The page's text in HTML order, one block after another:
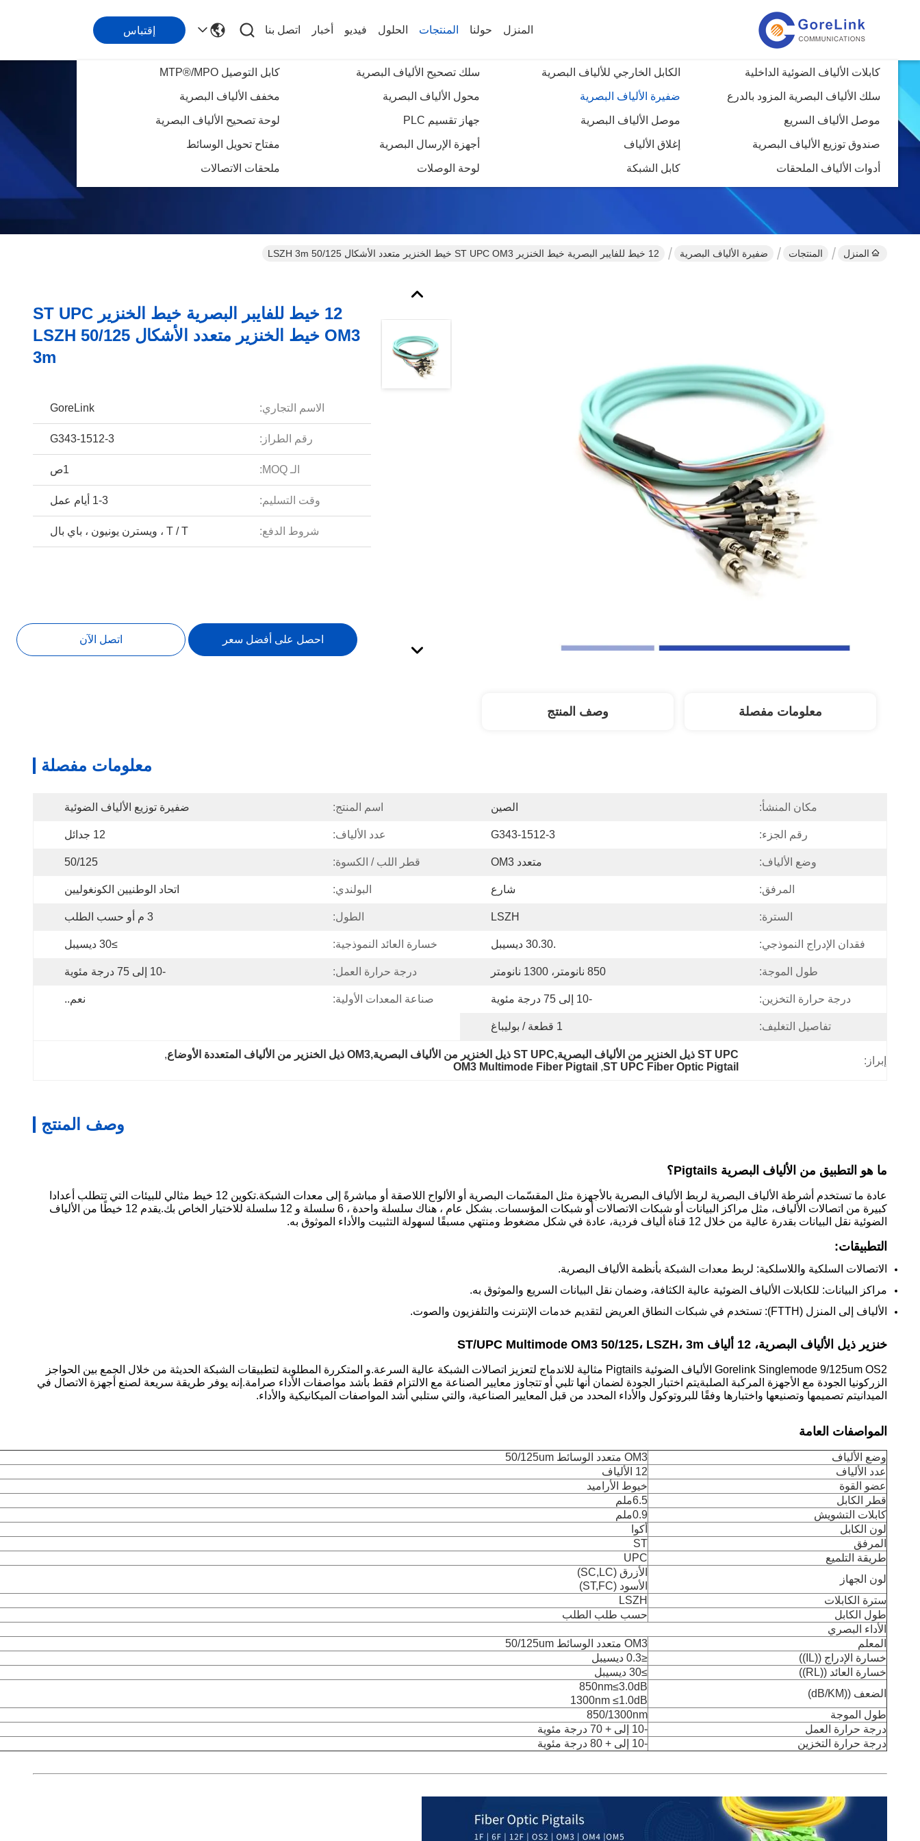
المنزل حولنا المنتجات
كابلات الألياف الضوئية الداخلية الكابل الخارجي للألياف البصرية سلك تصحيح الألياف البصرية كابل التوصيل MTP®/MPO
سلك الألياف البصرية المزود بالدرع ضفيرة الألياف البصرية محول الألياف البصرية مخفف الألياف البصرية
موصل الألياف السريع موصل الألياف البصرية جهاز تقسيم PLC لوحة تصحيح الألياف البصرية
صندوق توزيع الألياف البصرية إغلاق الألياف أجهزة الإرسال البصرية مفتاح تحويل الوسائط
أدوات الألياف الملحقات كابل الشبكة لوحة الوصلات ملحقات الاتصالات
الحلول فيديو أخبار اتصل بنا إقتباس
تفاصيل المنتجات
المنزل المنتجات ضفيرة الألياف البصرية 12 خيط للفايبر البصرية خيط الخنزير ST UPC OM3 خيط الخنزير متعدد الأشكال 50/125 LSZH 3m
12 خيط للفايبر البصرية خيط الخنزير ST UPC
OM3 خيط الخنزير متعدد الأشكال 50/125 LSZH
3m
الاسم التجاري: GoreLink
رقم الطراز: G343-1512-3
الـ MOQ: 1ص
وقت التسليم: 1-3 أيام عمل
شروط الدفع: T / T ، ويسترن يونيون ، باي بال
احصل على أفضل سعر اتصل الآن
معلومات مفصلة وصف المنتج
معلومات مفصلة
مكان المنشأ: الصين اسم المنتج: ضفيرة توزيع الألياف الضوئية
رقم الجزء: G343-1512-3 عدد الألياف: 12 جدائل
وضع الألياف: متعدد OM3 قطر اللب / الكسوة: 50/125
المرفق: شارع البولندي: اتحاد الوطنيين الكونغوليين
السترة: LSZH الطول: 3 م أو حسب الطلب
فقدان الإدراج النموذجي: .30.30 ديسيبل خسارة العائد النموذجية: ≥30 ديسيبل
طول الموجة: 850 نانومتر، 1300 نانومتر درجة حرارة العمل: -10 إلى 75 درجة مئوية
درجة حرارة التخزين: -10 إلى 75 درجة مئوية صناعة المعدات الأولية: نعم..
تفاصيل التغليف: 1 قطعة / بوليباغ
إبراز:
ST UPC ذيل الخنزير من الألياف البصرية,ST UPC ذيل الخنزير من الألياف البصرية,OM3 ذيل الخنزير من الألياف المتعددة الأوضاع
,
ST UPC Fiber Optic Pigtail
,
OM3 Multimode Fiber Pigtail
وصف المنتج
ما هو التطبيق من الألياف البصرية Pigtails؟
عادة ما تستخدم أشرطة الألياف البصرية لربط الألياف البصرية بالأجهزة مثل المقسّمات البصرية أو الألواح اللاصقة أو مباشرةً إلى معدات الشبكة.تكوين 12 خيط مثالي للبيئات التي تتطلب أعدادا
كبيرة من اتصالات الألياف، مثل مراكز البيانات أو شبكات الاتصالات أو شبكات المؤسسات. بشكل عام ، هناك سلسلة واحدة ، 6 سلسلة و 12 سلسلة للاختيار الخاص بك.يقدم 12 خيطًا من الألياف
الضوئية نقل البيانات بقدرة عالية من خلال 12 قناة ألياف فردية، عادة في شكل مضغوط ومنتهي مسبقًا لسهولة التثبيت والأداء الموثوق به.
التطبيقات:
الاتصالات السلكية واللاسلكية: لربط معدات الشبكة بأنظمة الألياف البصرية.
مراكز البيانات: للكابلات الألياف الضوئية عالية الكثافة، وضمان نقل البيانات السريع والموثوق به.
الألياف إلى المنزل (FTTH): تستخدم في شبكات النطاق العريض لتقديم خدمات الإنترنت والتلفزيون والصوت.
خنزير ذيل الألياف البصرية، 12 ألياف ST/UPC Multimode OM3 50/125، LSZH، 3m
Gorelink Singlemode 9/125um OS2 الألياف الضوئية Pigtails مثالية للاندماج لتعزيز اتصالات الشبكة عالية السرعة.و المتكررة المطلوبة لتطبيقات الشبكة الحديثة من خلال الجمع بين الحواجز
الزركونيا الجودة مع الأجهزة المركبة الصلبةيتم اختبار الجودة لضمان أنها تلبي أو تتجاوز معايير الصناعة مع الالتزام فقط بأشد مواصفات الأداء صرامة.إنه يوفر طريقة سريعة لصنع أجهزة الاتصال في
الميدانيتم تصميمها وتصنيعها واختبارها وفقًا للبروتوكول والأداء المحدد من قبل المعايير الصناعية، والتي ستلبي أشد المواصفات الميكانيكية والأداء.
المواصفات العامة
وضع الألياف
OM3 متعدد الوسائط 50/125um
عدد الألياف
12 الألياف
عضو القوة
خيوط الأراميد
قطر الكابل
6.5ملم
كابلات التشويش
0.9ملم
لون الكابل
أكوا
المرفق
ST
طريقة التلميع
UPC
لون الجهاز
الأزرق (SC,LC)
الأسود (ST,FC)
سترة الكابلات
LSZH
طول الكابل
حسب طلب الطلب
الأداء البصري
المعلم
OM3 متعدد الوسائط 50/125um
خسارة الإدراج ((IL))
≤0.3 ديسيبل
خسارة العائد ((RL))
≥30 ديسيبل
الضعف ((dB/KM)
850nm≤3.0dB
1300nm ≤1.0dB
طول الموجة
850/1300nm
درجة حرارة العمل
-10 إلى + 70 درجة مئوية
درجة حرارة التخزين
-10 إلى + 80 درجة مئوية